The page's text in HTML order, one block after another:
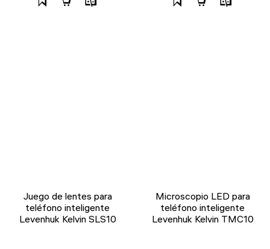
Juego de lentes para
teléfono inteligente
Levenhuk Kelvin SLS10
Microscopio LED para
teléfono inteligente
Levenhuk Kelvin TMC10